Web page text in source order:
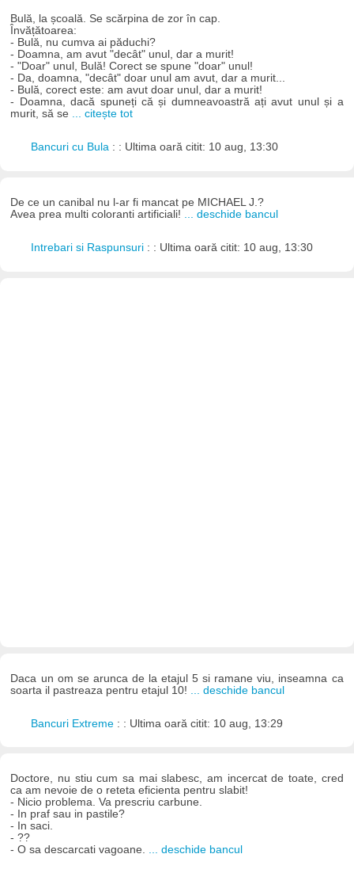
Bulă, la școală. Se scărpina de zor în cap.
Învățătoarea:
- Bulă, nu cumva ai păduchi?
- Doamna, am avut "decât" unul, dar a murit!
- "Doar" unul, Bulă! Corect se spune "doar" unul!
- Da, doamna, "decât" doar unul am avut, dar a murit...
- Bulă, corect este: am avut doar unul, dar a murit!
- Doamna, dacă spuneți că și dumneavoastră ați avut unul și a
murit, să se ... citește tot
Bancuri cu Bula : : Ultima oară citit: 10 aug, 13:30
De ce un canibal nu l-ar fi mancat pe MICHAEL J.?
Avea prea multi coloranti artificiali!
... deschide bancul
Intrebari si Raspunsuri : : Ultima oară citit: 10 aug, 13:30
Daca un om se arunca de la etajul 5 si ramane viu, inseamna ca
soarta il pastreaza pentru etajul 10!
... deschide bancul
Bancuri Extreme : : Ultima oară citit: 10 aug, 13:29
Doctore, nu stiu cum sa mai slabesc, am incercat de toate, cred
ca am nevoie de o reteta eficienta pentru slabit!
- Nicio problema. Va prescriu carbune.
- In praf sau in pastile?
- In saci.
- ??
- O sa descarcati vagoane. ... deschide bancul